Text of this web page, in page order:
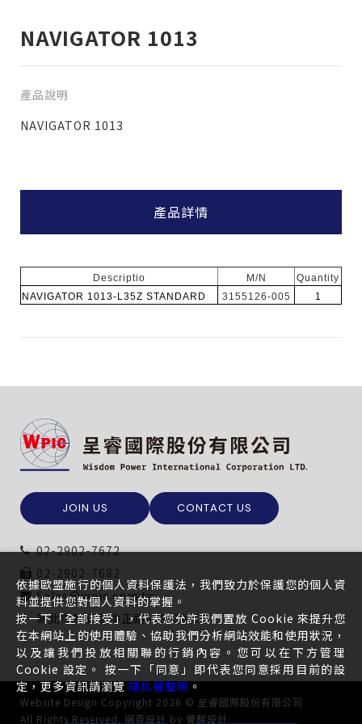
NAVIGATOR 1013
產品說明
NAVIGATOR 1013
產品詳情
Descriptio M/N
Quantity
NAVIGATOR 1013-L35Z STANDARD
3155126-005 1
02-2902-7672
02-2902-7682
Sales@wpic.com.tw
新北市新莊區中正路649-3號5樓
JOIN US CONTACT US
Website Design Copyright 2026 © 呈睿國際股份有限公司
All Rights Reserved. 網頁設計 by 覺醒設計
依據歐盟施行的個人資料保護法，我們致力於保護您的個人資
料並提供您對個人資料的掌握。
按一下「全部接受」，代表您允許我們置放 Cookie 來提升您
在本網站上的使用體驗、協助我們分析網站效能和使用狀況，
以及讓我們投放相關聯的行銷內容。您可以在下方管理
Cookie 設定。 按一下「同意」即代表您同意採用目前的設
定，更多資訊請瀏覽隱私權聲明。